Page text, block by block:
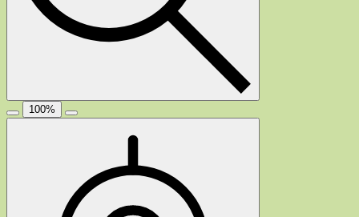
100%